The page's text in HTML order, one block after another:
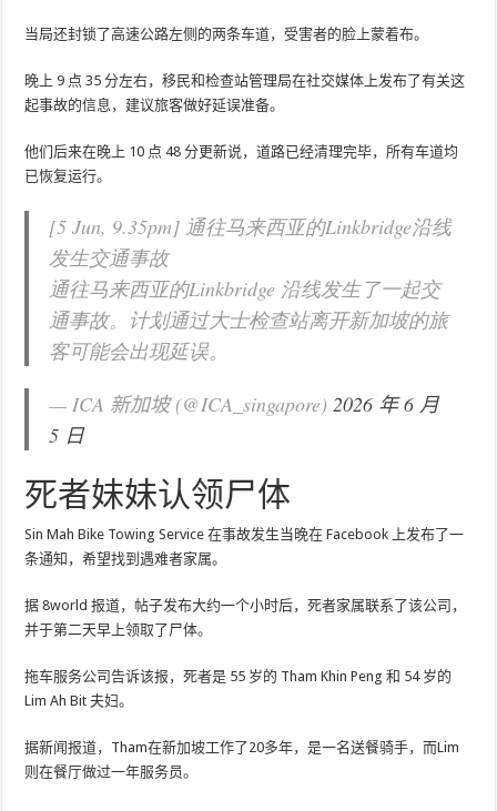
当局还封锁了高速公路左侧的两条车道，受害者的脸上蒙着布。
晚上 9 点 35 分左右，移民和检查站管理局在社交媒体上发布了有关这
起事故的信息，建议旅客做好延误准备。
他们后来在晚上 10 点 48 分更新说，道路已经清理完毕，所有车道均
已恢复运行。
[5 Jun, 9.35pm] 通往马来西亚的Linkbridge沿线
发生交通事故
通往马来西亚的Linkbridge 沿线发生了一起交
通事故。计划通过大士检查站离开新加坡的旅
客可能会出现延误。
— ICA 新加坡 (@ICA_singapore)2026 年 6 月
5 日
死者妹妹认领尸体
Sin Mah Bike Towing Service 在事故发生当晚在 Facebook 上发布了一
条通知，希望找到遇难者家属。
据 8world 报道，帖子发布大约一个小时后，死者家属联系了该公司，
并于第二天早上领取了尸体。
拖车服务公司告诉该报，死者是 55 岁的 Tham Khin Peng 和 54 岁的
Lim Ah Bit 夫妇。
据新闻报道，Tham在新加坡工作了20多年，是一名送餐骑手，而Lim
则在餐厅做过一年服务员。